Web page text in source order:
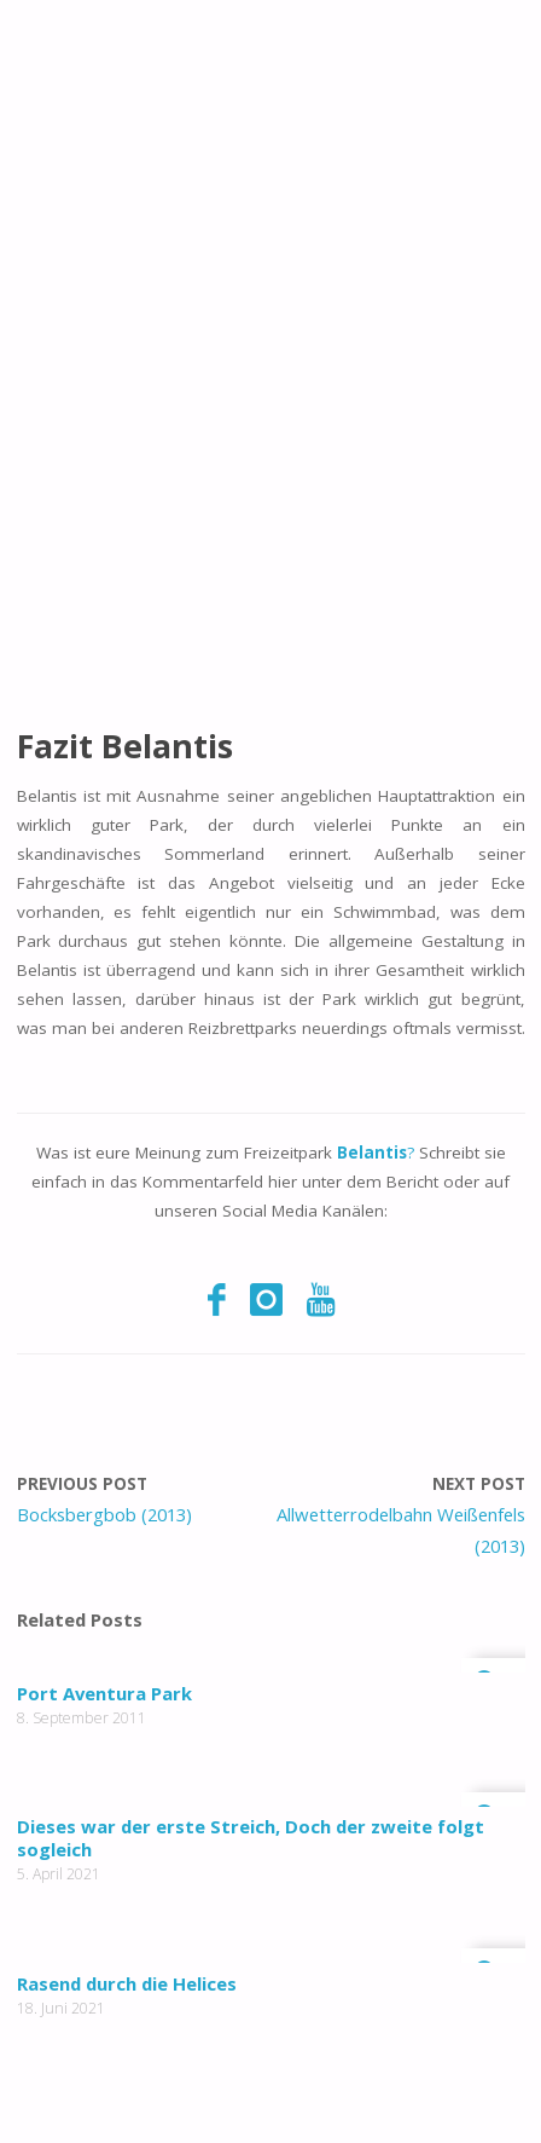
Fazit Belantis
Belantis ist mit Ausnahme seiner angeblichen Hauptattraktion ein
wirklich guter Park, der durch vielerlei Punkte an ein
skandinavisches Sommerland erinnert. Außerhalb seiner
Fahrgeschäfte ist das Angebot vielseitig und an jeder Ecke
vorhanden, es fehlt eigentlich nur ein Schwimmbad, was dem
Park durchaus gut stehen könnte. Die allgemeine Gestaltung in
Belantis ist überragend und kann sich in ihrer Gesamtheit wirklich
sehen lassen, darüber hinaus ist der Park wirklich gut begrünt,
was man bei anderen Reizbrettparks neuerdings oftmals vermisst.
Was ist eure Meinung zum FreizeitparkBelantis?Schreibt sie
einfach in das Kommentarfeld hier unter dem Bericht oder auf
unseren Social Media Kanälen:
PREVIOUS POST
Bocksbergbob (2013)
NEXT POST
Allwetterrodelbahn Weißenfels
(2013)
Related Posts
Port Aventura Park
8. September 2011
Dieses war der erste Streich, Doch der zweite folgt
sogleich
5. April 2021
Rasend durch die Helices
18. Juni 2021